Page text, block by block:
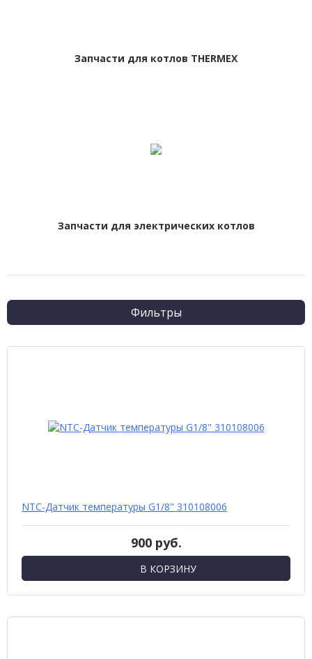
Запчасти для котлов THERMEX
Запчасти для электрических котлов
Фильтры
NTC-Датчик температуры G1/8" 310108006
900 руб.
В КОРЗИНУ